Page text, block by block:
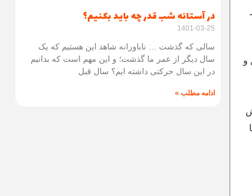
و
در آستانه شب قدر چه باید بکنیم؟
1401-03-25
سالی که گذشت … ناباورانه شاهد این هستیم که یک
سال دیگر از عمر ما گذشت؛ و این مهم است که بدانیم
در این سال حرکتی داشته ایم؟ سال قبل
ادامه مطلب »